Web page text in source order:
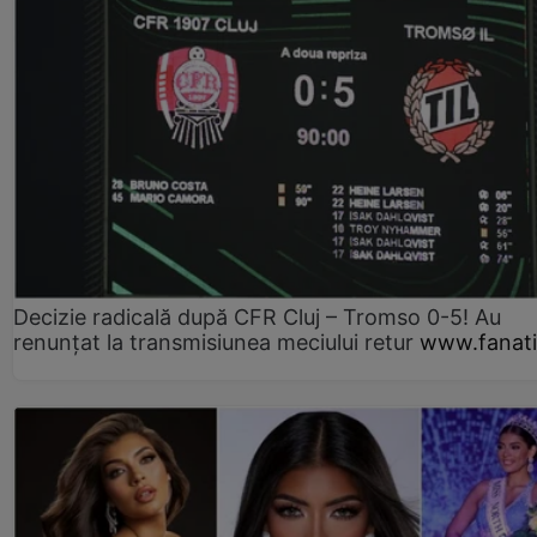
Decizie radicală după CFR Cluj – Tromso 0-5! Au
renunțat la transmisiunea meciului retur